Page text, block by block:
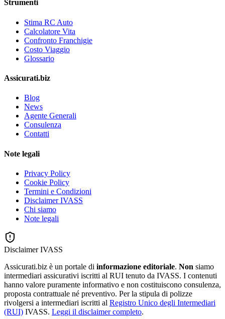
Strumenti
Stima RC Auto
Calcolatore Vita
Confronto Franchigie
Costo Viaggio
Glossario
Assicurati.biz
Blog
News
Agente Generali
Consulenza
Contatti
Note legali
Privacy Policy
Cookie Policy
Termini e Condizioni
Disclaimer IVASS
Chi siamo
Note legali
Disclaimer IVASS
Assicurati.biz è un portale di informazione editoriale. Non siamo
intermediari assicurativi iscritti al RUI tenuto da IVASS. I contenuti
hanno valore puramente informativo e non costituiscono consulenza,
proposta contrattuale né preventivo. Per la stipula di polizze
rivolgersi a intermediari iscritti al Registro Unico degli Intermediari
(RUI) IVASS. Leggi il disclaimer completo.